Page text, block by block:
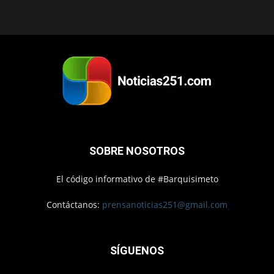
SOBRE NOSOTROS
El código informativo de #Barquisimeto
Contáctanos: prensanoticias251@gmail.com
SÍGUENOS